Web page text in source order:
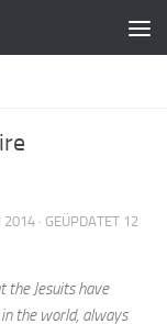
2014 · GEÜPDATET 12
the Jesuits have
the world, always